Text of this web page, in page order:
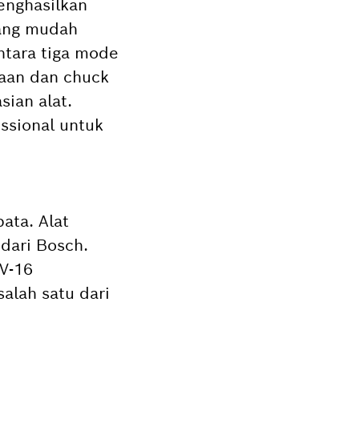
mudah
tiga mode
dan chuck
alat.
untuk
Alat
Bosch.
16
satu dari